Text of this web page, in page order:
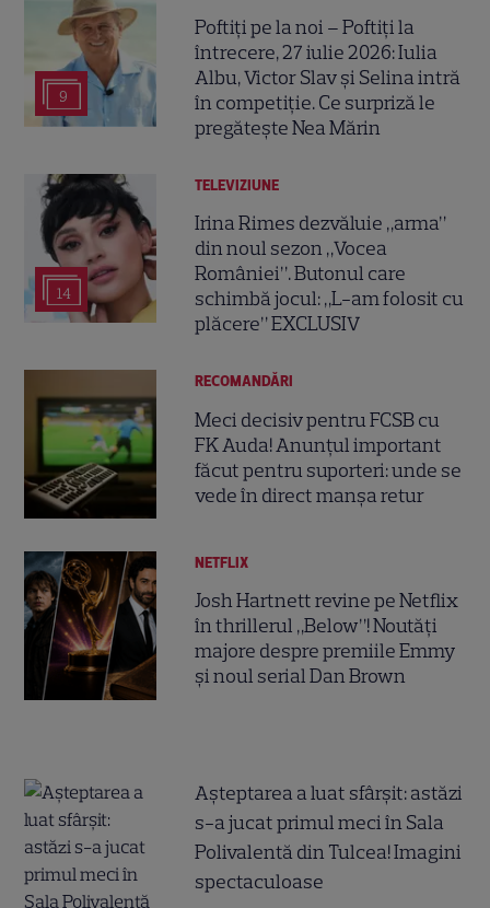
9
Poftiți pe la noi – Poftiți la
întrecere, 27 iulie 2026: Iulia
Albu, Victor Slav și Selina intră
în competiție. Ce surpriză le
pregătește Nea Mărin
14
TELEVIZIUNE
Irina Rimes dezvăluie „arma”
din noul sezon „Vocea
României”. Butonul care
schimbă jocul: „L-am folosit cu
plăcere” EXCLUSIV
RECOMANDĂRI
Meci decisiv pentru FCSB cu
FK Auda! Anunțul important
făcut pentru suporteri: unde se
vede în direct manșa retur
NETFLIX
Josh Hartnett revine pe Netflix
în thrillerul „Below”! Noutăți
majore despre premiile Emmy
și noul serial Dan Brown
Așteptarea a luat sfârșit: astăzi
s-a jucat primul meci în Sala
Polivalentă din Tulcea! Imagini
spectaculoase